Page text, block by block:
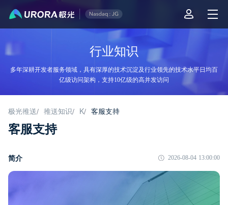
行业知识
多年深耕开发者服务领域，具有深厚的技术沉淀及行业领先的技术水平日均百
亿级访问架构，支持10亿级的高并发访问
极光推送/ 推送知识/ K/ 客服支持
客服支持
简介 2026-08-04 13:00:00